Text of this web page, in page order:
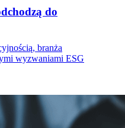
do
branża
wyzwaniami ESG